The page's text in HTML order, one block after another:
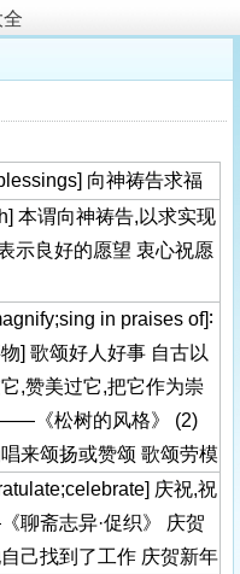
向神祷告求福
本谓向神祷告,以求实现
示良好的愿望 衷心祝愿
in praises of]∶
] 歌颂好人好事 自古以
,赞美过它,把它作为崇
《松树的风格》 (2)
来颂扬或赞颂 歌颂劳模
庆祝,祝
聊斋志异·促织》 庆贺
己找到了工作 庆贺新年